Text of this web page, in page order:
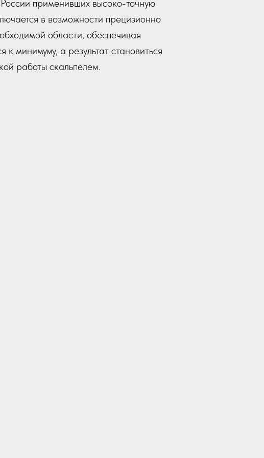
применивших высоко-точную
в возможности прецизионно
области, обеспечивая
минимуму, а результат становиться
работы скальпелем.